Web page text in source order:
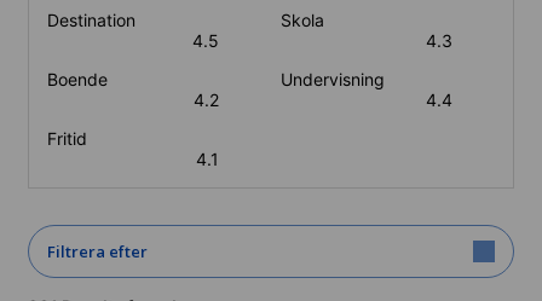
Destination
4.5
Skola
4.3
Boende
4.2
Undervisning
4.4
Fritid
4.1
Filtrera efter